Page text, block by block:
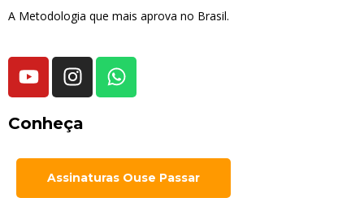
A Metodologia que mais aprova no Brasil.
Conheça
Assinaturas Ouse Passar